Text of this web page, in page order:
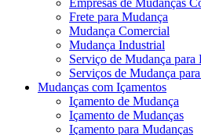
Frete para Mudança
Mudança Comercial
Mudança Industrial
Serviço de Mudança para
Serviços de Mudança
Mudanças com Içamentos
Içamento de Mudança
Içamento de Mudanças
Içamento para Mudanças